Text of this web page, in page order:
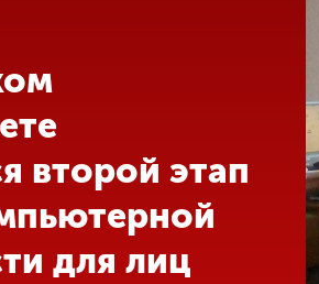
второй этап
для лиц